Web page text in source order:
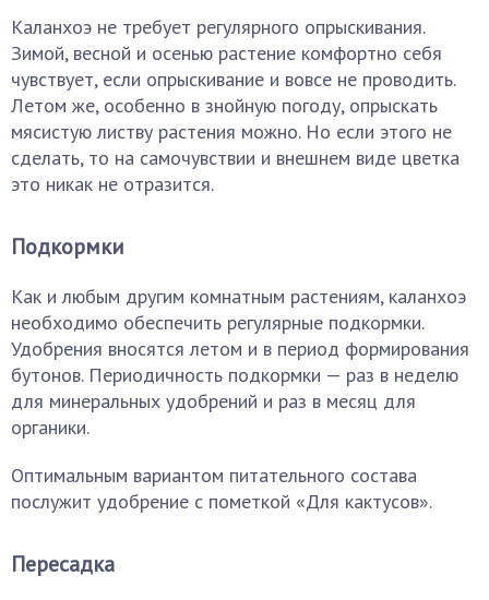
Каланхоэ не требует регулярного опрыскивания.
Зимой, весной и осенью растение комфортно себя
чувствует, если опрыскивание и вовсе не проводить.
Летом же, особенно в знойную погоду, опрыскать
мясистую листву растения можно. Но если этого не
сделать, то на самочувствии и внешнем виде цветка
это никак не отразится.
Подкормки
Как и любым другим комнатным растениям, каланхоэ
необходимо обеспечить регулярные подкормки.
Удобрения вносятся летом и в период формирования
бутонов. Периодичность подкормки — раз в неделю
для минеральных удобрений и раз в месяц для
органики.
Оптимальным вариантом питательного состава
послужит удобрение с пометкой «Для кактусов».
Пересадка